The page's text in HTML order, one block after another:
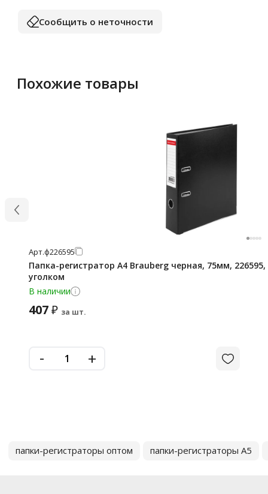
Сообщить о неточности
Похожие товары
Арт.ф226595
Папка-регистратор А4 Brauberg черная, 75мм,
уголком
В наличии
407₽ за шт.
- +
папки-регистраторы оптом папки-регистраторы А5